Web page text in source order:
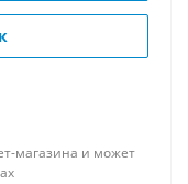
магазина и может